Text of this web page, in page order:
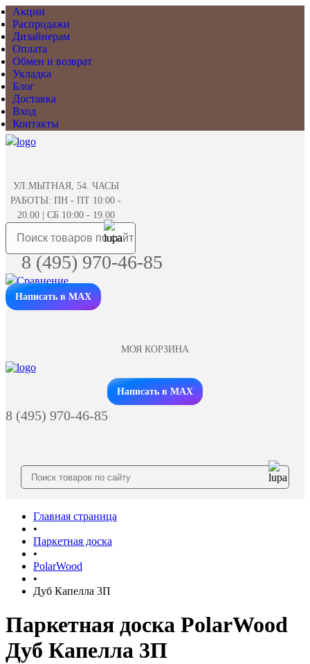
Акции
Распродажи
Дизайнерам
Оплата
Обмен и возврат
Укладка
Блог
Доставка
Вход
Контакты
УЛ.МЫТНАЯ, 54. ЧАСЫ
РАБОТЫ: ПН - ПТ 10:00 -
20.00 | СБ 10:00 - 19.00
8 (495) 970-46-85
Написать в MAX
МОЯ КОРЗИНА
Заказать звонок
Написать в MAX
8 (495) 970-46-85
Главная страница
•
Паркетная доска
•
PolarWood
•
Дуб Капелла 3П
Паркетная доска PolarWood
Дуб Капелла 3П